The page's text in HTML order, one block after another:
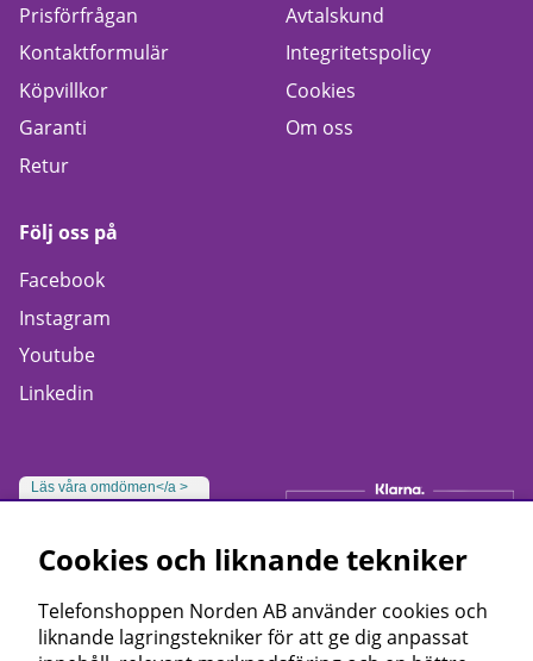
Prisförfrågan
Kontaktformulär
Köpvillkor
Garanti
Retur
Avtalskund
Integritetspolicy
Cookies
Om oss
Följ oss på
Facebook
Instagram
Youtube
Linkedin
Läs våra omdömen</a >
Cookies och liknande tekniker
Telefonshoppen Norden AB använder cookies och
liknande lagringstekniker för att ge dig anpassat